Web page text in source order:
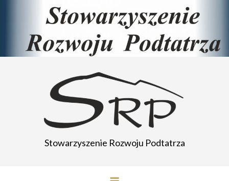
Stowarzyszenie Rozwoju Podtatrza